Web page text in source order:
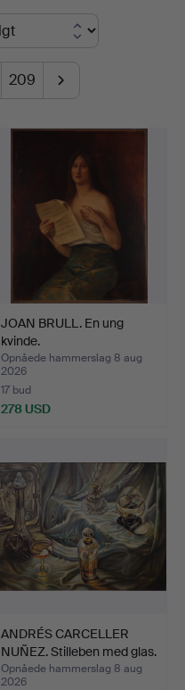
209
JOAN BRULL. En ung
kvinde.
Opnåede hammerslag 8 aug
2026
17 bud
278 USD
ANDRÉS CARCELLER
NUÑEZ. Stilleben med glas.
Opnåede hammerslag 8 aug
2026